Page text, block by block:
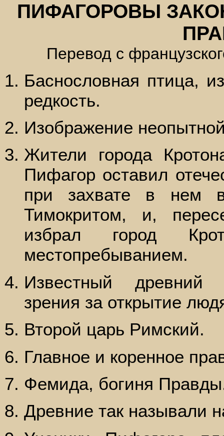
ПИФАГОРОВЫ
Перевод с
Баснословная птица,
редкость.
Изображение
Жители города
Пифагор оставил
при захвате в нем
Тимокритом, и,
избрал город
местопребыванием.
Известный древний
зрения за открытие
Второй царь Римский.
Главное и коренное
Фемида, богиня
Древние так называли